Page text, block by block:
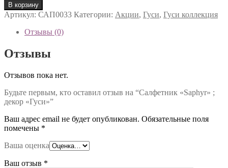
В корзину
Артикул: САП0033 Категории: Акции, Гуси, Гуси коллекция
Отзывы (0)
Отзывы
Отзывов пока нет.
Будьте первым, кто оставил отзыв на “Салфетник «Saphyr» ;
декор «Гуси»”
Ваш адрес email не будет опубликован. Обязательные поля
помечены *
Ваша оценка
Ваш отзыв *